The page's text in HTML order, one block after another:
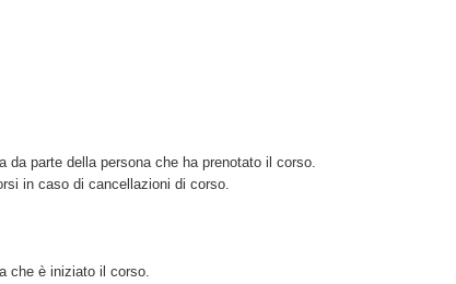
parte della persona che ha prenotato il corso.
in caso di cancellazioni di corso.
che è iniziato il corso.